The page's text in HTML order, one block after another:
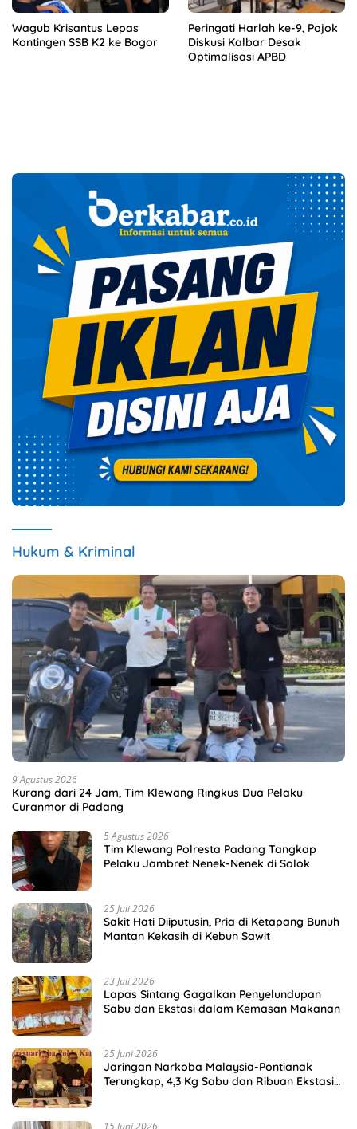
Wagub Krisantus Lepas
Kontingen SSB K2 ke Bogor
Peringati Harlah ke-9, Pojok
Diskusi Kalbar Desak
Optimalisasi APBD
Hukum & Kriminal
9 Agustus 2026
Kurang dari 24 Jam, Tim Klewang Ringkus Dua Pelaku
Curanmor di Padang
5 Agustus 2026
Tim Klewang Polresta Padang Tangkap
Pelaku Jambret Nenek-Nenek di Solok
25 Juli 2026
Sakit Hati Diiputusin, Pria di Ketapang Bunuh
Mantan Kekasih di Kebun Sawit
23 Juli 2026
Lapas Sintang Gagalkan Penyelundupan
Sabu dan Ekstasi dalam Kemasan Makanan
25 Juni 2026
Jaringan Narkoba Malaysia-Pontianak
Terungkap, 4,3 Kg Sabu dan Ribuan Ekstasi
15 Juni 2026